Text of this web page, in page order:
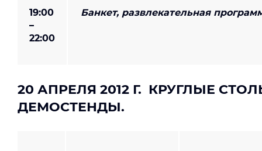
19:00
–
22:00
Банкет, развлекательная
20 АПРЕЛЯ 2012 Г. КРУГЛЫЕ
ДЕМОСТЕНДЫ.